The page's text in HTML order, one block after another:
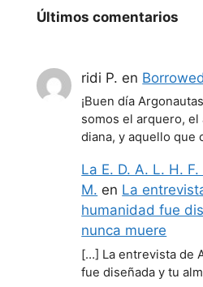
Últimos comentarios
ridi P. en
¡Buen día
somos el arquero, el
diana, y aquello que
La E. D. A. L. H.
M. en La
humanidad fue
nunca muere
[…] La entrevista de
fue diseñada y tu